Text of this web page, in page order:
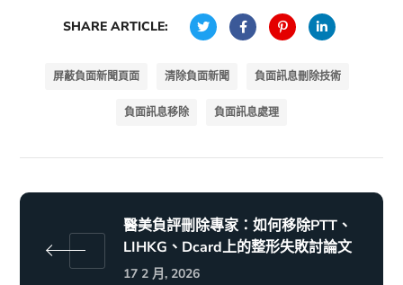
SHARE ARTICLE:
屏蔽負面新聞頁面 清除負面新聞 負面訊息刪除技術
負面訊息移除 負面訊息處理
醫美負評刪除專家：如何移除PTT、
LIHKG、Dcard上的整形失敗討論文
17 2 月, 2026